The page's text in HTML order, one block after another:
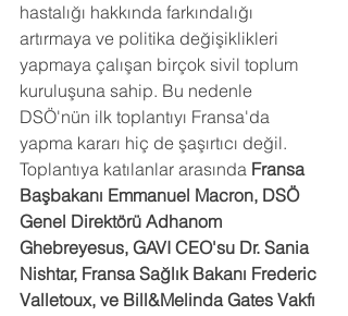
hastalığı hakkında farkındalığı
artırmaya ve politika değişiklikleri
yapmaya çalışan birçok sivil toplum
kuruluşuna sahip. Bu nedenle
DSÖ'nün ilk toplantıyı Fransa'da
yapma kararı hiç de şaşırtıcı değil.
Toplantıya katılanlar arasında Fransa
Başbakanı Emmanuel Macron, DSÖ
Genel Direktörü Adhanom
Ghebreyesus, GAVI CEO'su Dr. Sania
Nishtar, Fransa Sağlık Bakanı Frederic
Valletoux, ve Bill&Melinda Gates Vakfı